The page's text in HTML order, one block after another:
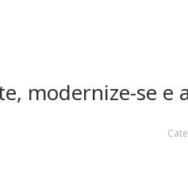
modernize-se